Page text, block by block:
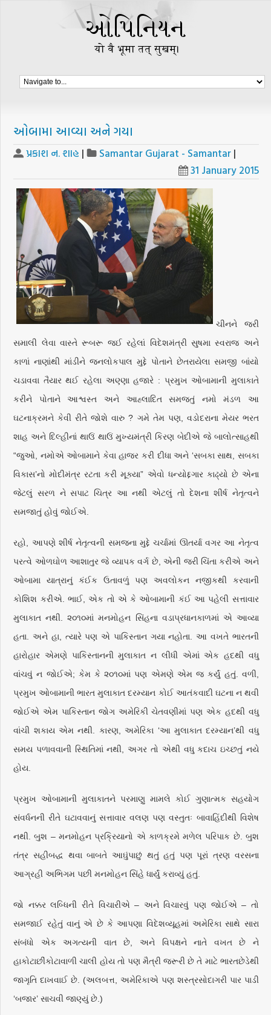
ઓબામા આવ્યા અને ગયા
પ્રકાશ ન. શાહ | Samantar Gujarat - Samantar |
31 January 2015
ચીનને જરી
સમાલી લેવા વાસ્તે રૂબરૂ જઈ રહેલાં વિદેશમંત્રી સુષમા સ્વરાજ અને
કાળાં નાણાંથી માંડીને જનલોકપાલ મુદ્દે પોતાને છેતરાયેલા સમજી બાંયો
ચડાવવા તૈયાર થઈ રહેલા અણ્ણા હજારે : પ્રમુખ ઓબામાની મુલાકાતે
કરીને પોતાને આશ્વસ્ત અને આહ્લાદિત સમજતું નમો મંડળ આ
ઘટનાક્રમને કેવી રીતે જોશે વારુ ? ગમે તેમ પણ, વડોદરાના મેયર ભરત
શાહ અને દિલ્હીનાં થાઉં થાઉં મુખ્યમંત્રી કિરણ બેદીએ જે બાલોત્સાહથી
“જુઓ, નમોએ ઓબામાને કેવા હાજર કરી દીધા અને ‘સબકા સાથ, સબકા
વિકાસ’નો મોદીમંત્ર રટતા કરી મૂક્યા” એવો ધન્યોદ્દગાર કાઢ્યો છે એના
જેટલું સરળ ને સપાટ ચિત્ર આ નથી એટલું તો દેશના શીર્ષ નેતૃત્વને
સમજાતું હોવું જોઈએ.
રહો, આપણે શીર્ષ નેતૃત્વની સમજના મુદ્દે ચર્ચામાં ઊતર્યા વગર આ નેતૃત્વ
પરત્વે ઓળઘોળ આશાતુર જે વ્યાપક વર્ગ છે, એની જરી ચિંતા કરીએ અને
ઓબામા યાત્રાનું કંઈક ઉતાવળું પણ અવલોકન નજીકથી કરવાની
કોશિશ કરીએ. ભાઈ, એક તો એ કે ઓબામાની કંઈ આ પહેલી સત્તાવાર
મુલાકાત નથી. ૨૦૧૦માં મનમોહન સિંહના વડાપ્રધાનકાળમાં એ આવ્યા
હતા. અને હા, ત્યારે પણ એ પાકિસ્તાન ગયા નહોતા. આ વખતે ભારતની
હારોહાર એમણે પાકિસ્તાનની મુલાકાત ન લીધી એમાં એક હદથી વધુ
વાંચવું ન જોઈએ; કેમ કે ૨૦૧૦માં પણ એમણે એમ જ કર્યું હતું. વળી,
પ્રમુખ ઓબામાની ભારત મુલાકાત દરમ્યાન કોઈ આતંકવાદી ઘટના ન થવી
જોઈએ એમ પાકિસ્તાન જોગ અમેરિકી ચેતવણીમાં પણ એક હદથી વધુ
વાંચી શકાય એમ નથી. કારણ, અમેરિકા ‘આ મુલાકાત દરમ્યાન’થી વધુ
સમય પળાવવાની સ્થિતિમાં નથી, અગર તો એથી વધુ કદાચ ઇચ્છતું નયે
હોય.
પ્રમુખ ઓબામાની મુલાકાતને પરમાણુ મામલે કોઈ ગુણાત્મક સહયોગ
સંવર્ધનની રીતે ઘટાવવાનું સત્તાવાર વલણ પણ વસ્તુતઃ બાવાહિંદીથી વિશેષ
નથી. બુશ – મનમોહન પ્રક્રિયાનો એ કાળક્રમે મળેલ પરિપાક છે. બુશ
તંત્ર સહીબદ્ધ થવા બાબતે આઘુંપાછું થતું હતું પણ પૂરાં ત્રણ વરસના
આગ્રહી અભિગમ પછી મનમોહન સિંહે ધાર્યું કરાવ્યું હતું.
જો નક્કર લબ્ધિની રીતે વિચારીએ – અને વિચારવું પણ જોઈએ – તો
સમજાઈ રહેતું વાનું એ છે કે આપણા વિદેશવ્યૂહમાં અમેરિકા સાથે સારા
સંબંધો એક અગત્યની વાત છે, અને વિપક્ષને નાતે વખત છે ને
હાકોટાછીંકોટાવાળી ચાલી હોય તો પણ મૈત્રી જરૂરી છે તે માટે ભારતછેડેથી
જાગૃતિ દાખવાઈ છે. (અલબત્ત, અમેરિકાએ પણ શસ્ત્રસોદાગરી પાર પાડી
‘બજાર’ સાચવી જાણ્યું છે.)